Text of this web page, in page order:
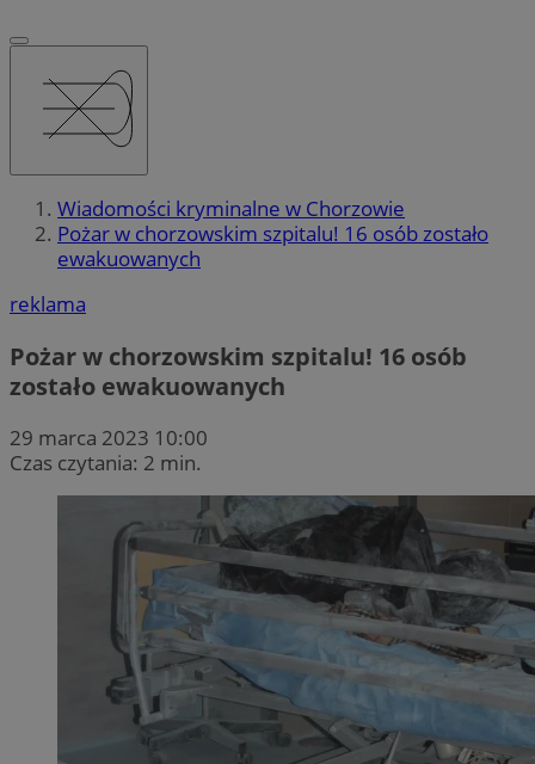
Wiadomości kryminalne w Chorzowie
Pożar w chorzowskim szpitalu! 16 osób zostało
ewakuowanych
reklama
Pożar w chorzowskim szpitalu! 16 osób
zostało ewakuowanych
29 marca 2023 10:00
Czas czytania: 2 min.